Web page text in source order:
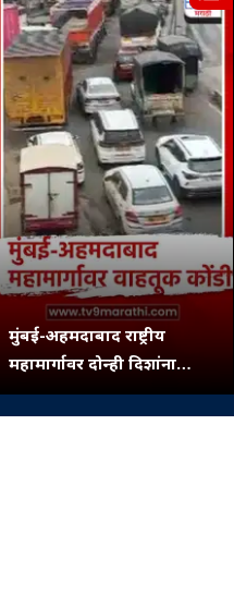
मुंबई-अहमदाबाद राष्ट्रीय
महामार्गावर दोन्ही दिशांना
वाहतूक कोंडी...